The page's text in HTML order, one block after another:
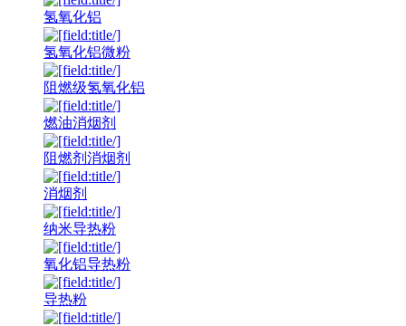
氢氧化铝
氢氧化铝微粉
阻燃级氢氧化铝
燃油消烟剂
阻燃剂消烟剂
消烟剂
纳米导热粉
氧化铝导热粉
导热粉